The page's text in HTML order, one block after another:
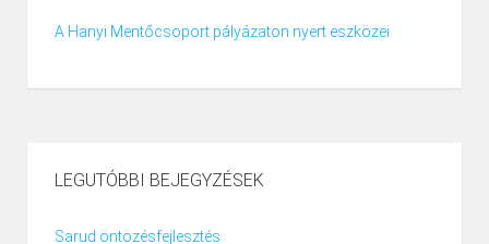
A Hanyi Mentőcsoport pályázaton nyert eszközei
LEGUTÓBBI BEJEGYZÉSEK
Sarud öntözésfejlesztés